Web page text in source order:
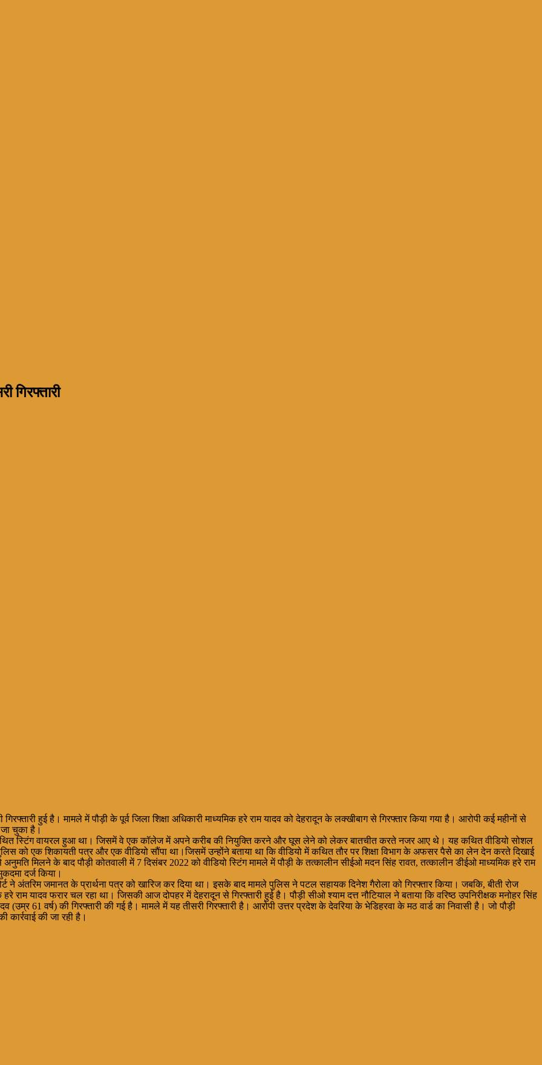
गिरफ्तारी
हुई है। मामले में पौड़ी के पूर्व जिला शिक्षा अधिकारी माध्यमिक हरे राम यादव को देहरादून के लक्खीबाग से गिरफ्तार किया गया है। आरोपी कई महीनों से
चुका है।
कथित स्टिंग वायरल हुआ था। जिसमें वे एक कॉलेज में अपने करीब की नियुक्ति करने और घूस लेने को लेकर बातचीत करते नजर आए थे। यह कथित वीडियो सोशल
को एक शिकायती पत्र और एक वीडियो सौंपा था।जिसमें उन्होंने बताया था कि वीडियो में कथित तौर पर शिक्षा विभाग के अफसर पैसे का लेन देन करते दिखाई
मिलने के बाद पौड़ी कोतवाली में 7 दिसंबर 2022 को वीडियो स्टिंग मामले में पौड़ी के तत्कालीन सीईओ मदन सिंह रावत, तत्कालीन डीईओ माध्यमिक हरे राम
दर्ज किया।
ने अंतरिम जमानत के प्रार्थना पत्र को खारिज कर दिया था। इसके बाद मामले पुलिस ने पटल सहायक दिनेश गैरोला को गिरफ्तार किया। जबकि, बीती रोज
राम यादव फरार चल रहा था। जिसकी आज दोपहर में देहरादून से गिरफ्तारी हुई है। पौड़ी सीओ श्याम दत्त नौटियाल ने बताया कि वरिष्ठ उपनिरीक्षक मनोहर सिंह
(उम्र 61 वर्ष) की गिरफ्तारी की गई है। मामले में यह तीसरी गिरफ्तारी है। आरोपी उत्तर प्रदेश के देवरिया के भेडिहरवा के मठ वार्ड का निवासी है। जो पौड़ी
की जा रही है।